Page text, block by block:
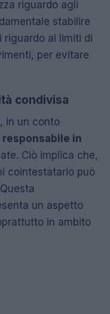
riguardo agli
stabilire
ai limiti di
per evitare
condivisa
in un conto
responsabile in
Ciò implica che,
cointestatario può
un aspetto
in ambito